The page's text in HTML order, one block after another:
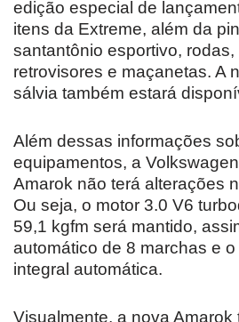
edição especial de
itens da Extreme, além da
santantônio esportivo, rodas,
retrovisores e maçanetas. A
sálvia também estará
Além dessas informações
equipamentos, a
Amarok não terá alterações
Ou seja, o motor 3.0 V6
59,1 kgfm será mantido,
automático de 8 marchas e
integral automática.
Visualmente, a nova Amarok